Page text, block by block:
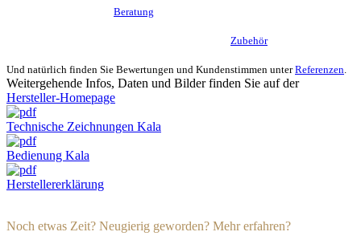
Beratung
Zubehörin Profi-Qualität.
Und natürlich finden Sie Bewertungen und Kundenstimmen unterReferenzen
Weitergehende Infos, Daten und Bilder finden Sie auf der
Hersteller-Homepage
Technische Zeichnungen Kala
Bedienung Kala
Herstellererklärung
Noch etwas Zeit? Neugierig geworden? Mehr erfahren?